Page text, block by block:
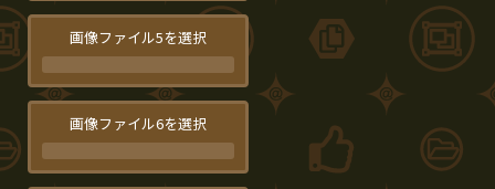
画像ファイル5を選択
画像ファイル6を選択